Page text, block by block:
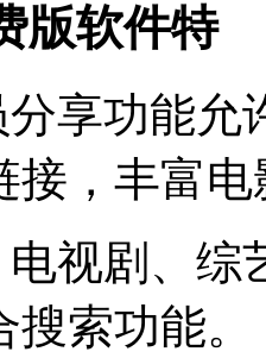
版软件特
享功能
接，丰富
视剧、综
索功能。